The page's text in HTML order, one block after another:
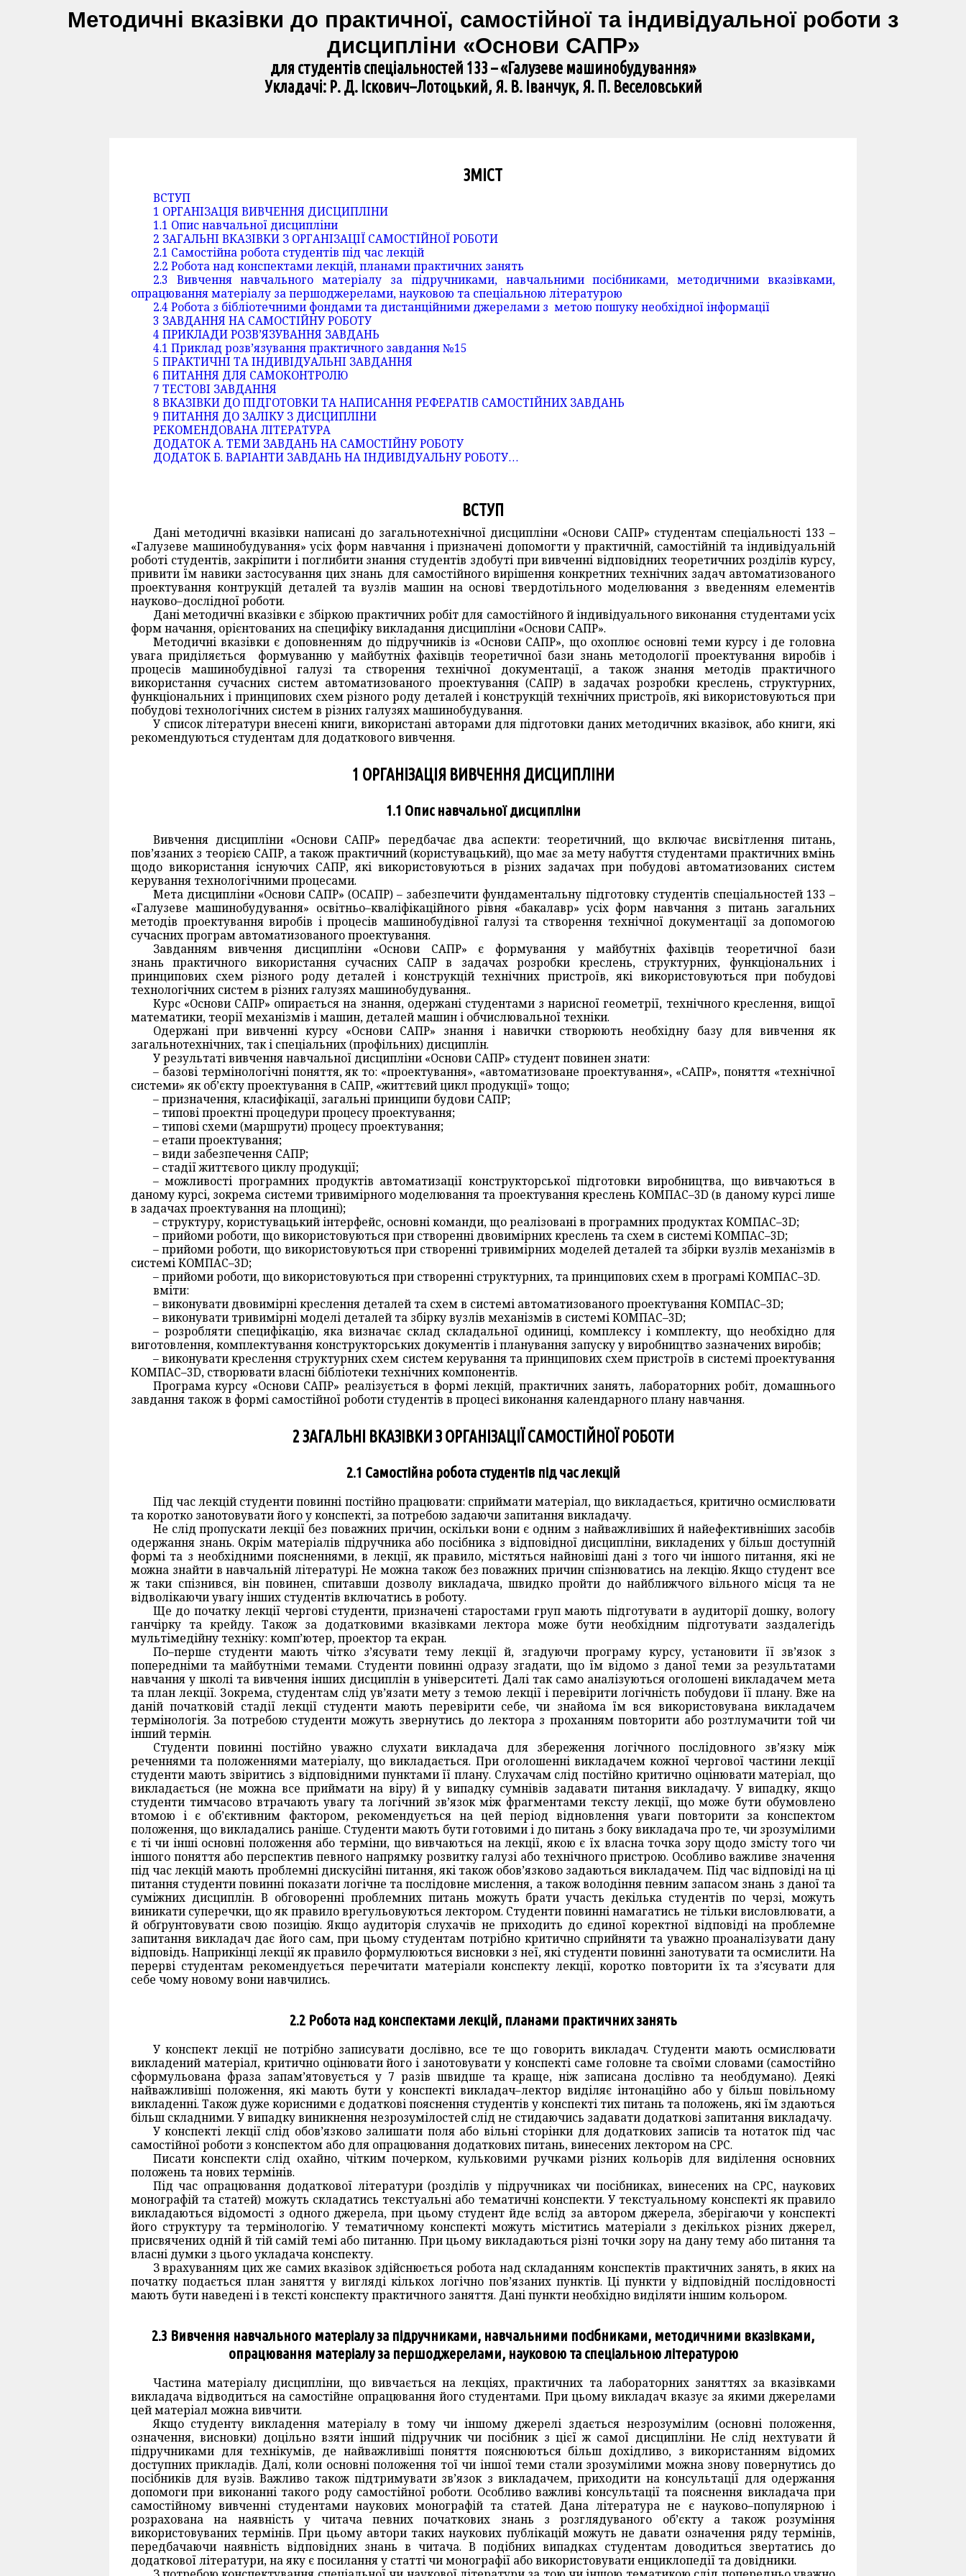
Методичні вказівки до практичної, самостійної та індивідуальної роботи з
дисципліни «Основи САПР»
для студентів спеціальностей 133 – «Галузеве машинобудування»
Укладачі: Р. Д. Іскович–Лотоцький, Я. В. Іванчук, Я. П. Веселовський
ЗМІСТ
ВСТУП
1 ОРГАНІЗАЦІЯ ВИВЧЕННЯ ДИСЦИПЛІНИ
1.1 Опис навчальної дисципліни
2 ЗАГАЛЬНІ ВКАЗІВКИ З ОРГАНІЗАЦІЇ САМОСТІЙНОЇ РОБОТИ
2.1 Самостійна робота студентів під час лекцій
2.2 Робота над конспектами лекцій, планами практичних занять
2.3 Вивчення навчального матеріалу за підручниками, навчальними посібниками, методичними вказівками,
опрацювання матеріалу за першоджерелами, науковою та спеціальною літературою
2.4 Робота з бібліотечними фондами та дистанційними джерелами з метою пошуку необхідної інформації
3 ЗАВДАННЯ НА САМОСТІЙНУ РОБОТУ
4 ПРИКЛАДИ РОЗВ’ЯЗУВАННЯ ЗАВДАНЬ
4.1 Приклад розв’язування практичного завдання №15
5 ПРАКТИЧНІ ТА ІНДИВІДУАЛЬНІ ЗАВДАННЯ
6 ПИТАННЯ ДЛЯ САМОКОНТРОЛЮ
7 ТЕСТОВІ ЗАВДАННЯ
8 ВКАЗІВКИ ДО ПІДГОТОВКИ ТА НАПИСАННЯ РЕФЕРАТІВ САМОСТІЙНИХ ЗАВДАНЬ
9 ПИТАННЯ ДО ЗАЛІКУ З ДИСЦИПЛІНИ
РЕКОМЕНДОВАНА ЛІТЕРАТУРА
ДОДАТОК А. ТЕМИ ЗАВДАНЬ НА САМОСТІЙНУ РОБОТУ
ДОДАТОК Б. ВАРІАНТИ ЗАВДАНЬ НА ІНДИВІДУАЛЬНУ РОБОТУ…
ВСТУП
Дані методичні вказівки написані до загальнотехнічної дисципліни «Основи САПР» студентам спеціальності 133 –
«Галузеве машинобудування» усіх форм навчання і призначені допомогти у практичній, самостійній та індивідуальній
роботі студентів, закріпити і поглибити знання студентів здобуті при вивченні відповідних теоретичних розділів курсу,
привити їм навики застосування цих знань для самостійного вирішення конкретних технічних задач автоматизованого
проектування контрукцій деталей та вузлів машин на основі твердотільного моделювання з введенням елементів
науково–дослідної роботи.
Дані методичні вказівки є збіркою практичних робіт для самостійного й індивідуального виконання студентами усіх
форм начання, орієнтованих на специфіку викладання дисципліни «Основи САПР».
Методичні вказівки є доповненням до підручників із «Основи САПР», що охоплює основні теми курсу і де головна
увага приділяється формуванню у майбутніх фахівців теоретичної бази знань методології проектування виробів і
процесів машинобудівної галузі та створення технічної документації, а також знання методів практичного
використання сучасних систем автоматизованого проектування (САПР) в задачах розробки креслень, структурних,
функціональних і принципових схем різного роду деталей і конструкцій технічних пристроїв, які використовуються при
побудові технологічних систем в різних галузях машинобудування.
У список літератури внесені книги, використані авторами для підготовки даних методичних вказівок, або книги, які
рекомендуються студентам для додаткового вивчення.
1 ОРГАНІЗАЦІЯ ВИВЧЕННЯ ДИСЦИПЛІНИ
1.1 Опис навчальної дисципліни
Вивчення дисципліни «Основи САПР» передбачає два аспекти: теоретичний, що включає висвітлення питань,
пов’язаних з теорією САПР, а також практичний (користувацький), що має за мету набуття студентами практичних вмінь
щодо використання існуючих САПР, які використовуються в різних задачах при побудові автоматизованих систем
керування технологічними процесами.
Мета дисципліни «Основи САПР» (ОСАПР) – забезпечити фундаментальну підготовку студентів спеціальностей 133 –
«Галузеве машинобудування» освітньо–кваліфікаційного рівня «бакалавр» усіх форм навчання з питань загальних
методів проектування виробів і процесів машинобудівної галузі та створення технічної документації за допомогою
сучасних програм автоматизованого проектування.
Завданням вивчення дисципліни «Основи САПР» є формування у майбутніх фахівців теоретичної бази
знань практичного використання сучасних САПР в задачах розробки креслень, структурних, функціональних і
принципових схем різного роду деталей і конструкцій технічних пристроїв, які використовуються при побудові
технологічних систем в різних галузях машинобудування..
Курс «Основи САПР» опирається на знання, одержані студентами з нарисної геометрії, технічного креслення, вищої
математики, теорії механізмів і машин, деталей машин і обчислювальної техніки.
Одержані при вивченні курсу «Основи САПР» знання і навички створюють необхідну базу для вивчення як
загальнотехнічних, так і спеціальних (профільних) дисциплін.
У результаті вивчення навчальної дисципліни «Основи САПР» студент повинен знати:
– базові термінологічні поняття, як то: «проектування», «автоматизоване проектування», «САПР», поняття «технічної
системи» як об’єкту проектування в САПР, «життєвий цикл продукції» тощо;
– призначення, класифікації, загальні принципи будови САПР;
– типові проектні процедури процесу проектування;
– типові схеми (маршрути) процесу проектування;
– етапи проектування;
– види забезпечення САПР;
– стадії життєвого циклу продукції;
– можливості програмних продуктів автоматизації конструкторської підготовки виробництва, що вивчаються в
даному курсі, зокрема системи тривимірного моделювання та проектування креслень КОМПАС–3D (в даному курсі лише
в задачах проектування на площині);
– структуру, користувацький інтерфейс, основні команди, що реалізовані в програмних продуктах КОМПАС–3D;
– прийоми роботи, що використовуються при створенні двовимірних креслень та схем в системі КОМПАС–3D;
– прийоми роботи, що використовуються при створенні тривимірних моделей деталей та збірки вузлів механізмів в
системі КОМПАС–3D;
– прийоми роботи, що використовуються при створенні структурних, та принципових схем в програмі КОМПАС–3D.
вміти:
– виконувати двовимірні креслення деталей та схем в системі автоматизованого проектування КОМПАС–3D;
– виконувати тривимірні моделі деталей та збірку вузлів механізмів в системі КОМПАС–3D;
– розробляти специфікацію, яка визначає склад складальної одиниці, комплексу і комплекту, що необхідно для
виготовлення, комплектування конструкторських документів і планування запуску у виробництво зазначених виробів;
– виконувати креслення структурних схем систем керування та принципових схем пристроїв в системі проектування
КОМПАС–3D, створювати власні бібліотеки технічних компонентів.
Програма курсу «Основи САПР» реалізується в формі лекцій, практичних занять, лабораторних робіт, домашнього
завдання також в формі самостійної роботи студентів в процесі виконання календарного плану навчання.
2 ЗАГАЛЬНІ ВКАЗІВКИ З ОРГАНІЗАЦІЇ САМОСТІЙНОЇ РОБОТИ
2.1 Самостійна робота студентів під час лекцій
Під час лекцій студенти повинні постійно працювати: сприймати матеріал, що викладається, критично осмислювати
та коротко занотовувати його у конспекті, за потребою задаючи запитання викладачу.
Не слід пропускати лекції без поважних причин, оскільки вони є одним з найважливіших й найефективніших засобів
одержання знань. Окрім матеріалів підручника або посібника з відповідної дисципліни, викладених у більш доступній
формі та з необхідними поясненнями, в лекції, як правило, містяться найновіші дані з того чи іншого питання, які не
можна знайти в навчальній літературі. Не можна також без поважних причин спізнюватись на лекцію. Якщо студент все
ж таки спізнився, він повинен, спитавши дозволу викладача, швидко пройти до найближчого вільного місця та не
відволікаючи увагу інших студентів включатись в роботу.
Ще до початку лекції чергові студенти, призначені старостами груп мають підготувати в аудиторії дошку, вологу
ганчірку та крейду. Також за додатковими вказівками лектора може бути необхідним підготувати заздалегідь
мультімедійну техніку: комп’ютер, проектор та екран.
По–перше студенти мають чітко з’ясувати тему лекції й, згадуючи програму курсу, установити її зв’язок з
попередніми та майбутніми темами. Студенти повинні одразу згадати, що їм відомо з даної теми за результатами
навчання у школі та вивчення інших дисциплін в університеті. Далі так само аналізуються оголошені викладачем мета
та план лекції. Зокрема, студентам слід ув’язати мету з темою лекції і перевірити логічність побудови її плану. Вже на
даній початковій стадії лекції студенти мають перевірити себе, чи знайома їм вся використовувана викладачем
термінологія. За потребою студенти можуть звернутись до лектора з проханням повторити або розтлумачити той чи
інший термін.
Студенти повинні постійно уважно слухати викладача для збереження логічного послідовного зв’язку між
реченнями та положеннями матеріалу, що викладається. При оголошенні викладачем кожної чергової частини лекції
студенти мають звіритись з відповідними пунктами її плану. Слухачам слід постійно критично оцінювати матеріал, що
викладається (не можна все приймати на віру) й у випадку сумнівів задавати питання викладачу. У випадку, якщо
студенти тимчасово втрачають увагу та логічний зв’язок між фрагментами тексту лекції, що може бути обумовлено
втомою і є об’єктивним фактором, рекомендується на цей період відновлення уваги повторити за конспектом
положення, що викладались раніше. Студенти мають бути готовими і до питань з боку викладача про те, чи зрозумілими
є ті чи інші основні положення або терміни, що вивчаються на лекції, якою є їх власна точка зору щодо змісту того чи
іншого поняття або перспектив певного напрямку розвитку галузі або технічного пристрою. Особливо важливе значення
під час лекцій мають проблемні дискусійні питання, які також обов’язково задаються викладачем. Під час відповіді на ці
питання студенти повинні показати логічне та послідовне мислення, а також володіння певним запасом знань з даної та
суміжних дисциплін. В обговоренні проблемних питань можуть брати участь декілька студентів по черзі, можуть
виникати суперечки, що як правило врегульовуються лектором. Студенти повинні намагатись не тільки висловлювати, а
й обґрунтовувати свою позицію. Якщо аудиторія слухачів не приходить до єдиної коректної відповіді на проблемне
запитання викладач дає його сам, при цьому студентам потрібно критично сприйняти та уважно проаналізувати дану
відповідь. Наприкінці лекції як правило формулюються висновки з неї, які студенти повинні занотувати та осмислити. На
перерві студентам рекомендується перечитати матеріали конспекту лекції, коротко повторити їх та з’ясувати для
себе чому новому вони навчились.
2.2 Робота над конспектами лекцій, планами практичних занять
У конспект лекції не потрібно записувати дослівно, все те що говорить викладач. Студенти мають осмислювати
викладений матеріал, критично оцінювати його і занотовувати у конспекті саме головне та своїми словами (самостійно
сформульована фраза запам’ятовується у 7 разів швидше та краще, ніж записана дослівно та необдумано). Деякі
найважливіші положення, які мають бути у конспекті викладач–лектор виділяє інтонаційно або у більш повільному
викладенні. Також дуже корисними є додаткові пояснення студентів у конспекті тих питань та положень, які їм здаються
більш складними. У випадку виникнення незрозумілостей слід не стидаючись задавати додаткові запитання викладачу.
У конспекті лекції слід обов’язково залишати поля або вільні сторінки для додаткових записів та нотаток під час
самостійної роботи з конспектом або для опрацювання додаткових питань, винесених лектором на СРС.
Писати конспекти слід охайно, чітким почерком, кульковими ручками різних кольорів для виділення основних
положень та нових термінів.
Під час опрацювання додаткової літератури (розділів у підручниках чи посібниках, винесених на СРС, наукових
монографій та статей) можуть складатись текстуальні або тематичні конспекти. У текстуальному конспекті як правило
викладаються відомості з одного джерела, при цьому студент йде вслід за автором джерела, зберігаючи у конспекті
його структуру та термінологію. У тематичному конспекті можуть міститись матеріали з декількох різних джерел,
присвячених одній й тій самій темі або питанню. При цьому викладаються різні точки зору на дану тему або питання та
власні думки з цього укладача конспекту.
З врахуванням цих же самих вказівок здійснюється робота над складанням конспектів практичних занять, в яких на
початку подається план заняття у вигляді кількох логічно пов’язаних пунктів. Ці пункти у відповідній послідовності
мають бути наведені і в тексті конспекту практичного заняття. Дані пункти необхідно виділяти іншим кольором.
2.3 Вивчення навчального матеріалу за підручниками, навчальними посібниками, методичними вказівками,
опрацювання матеріалу за першоджерелами, науковою та спеціальною літературою
Частина матеріалу дисципліни, що вивчається на лекціях, практичних та лабораторних заняттях за вказівками
викладача відводиться на самостійне опрацювання його студентами. При цьому викладач вказує за якими джерелами
цей матеріал можна вивчити.
Якщо студенту викладення матеріалу в тому чи іншому джерелі здається незрозумілим (основні положення,
означення, висновки) доцільно взяти інший підручник чи посібник з цієї ж самої дисципліни. Не слід нехтувати й
підручниками для технікумів, де найважливіші поняття пояснюються більш дохідливо, з використанням відомих
доступних прикладів. Далі, коли основні положення тої чи іншої теми стали зрозумілими можна знову повернутись до
посібників для вузів. Важливо також підтримувати зв’язок з викладачем, приходити на консультації для одержання
допомоги при виконанні такого роду самостійної роботи. Особливо важливі консультації та пояснення викладача при
самостійному вивченні студентами наукових монографій та статей. Дана література не є науково–популярною і
розрахована на наявність у читача певних початкових знань з розглядуваного об’єкту а також розуміння
використовуваних термінів. При цьому автори таких наукових публікацій можуть не давати означення ряду термінів,
передбачаючи наявність відповідних знань в читача. В подібних випадках студентам доводиться звертатись до
додаткової літератури, на яку є посилання у статті чи монографії або використовувати енциклопедії та довідники.